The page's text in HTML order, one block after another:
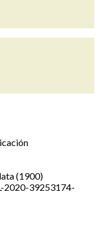
(1900)
2020-39253174-